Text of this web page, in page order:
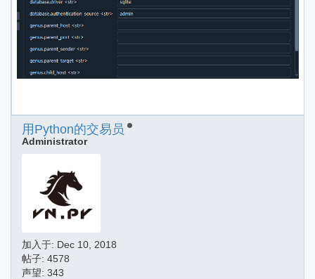
用Python的交易员
Administrator
加入于: Dec 10, 2018
帖子: 4578
声望: 343